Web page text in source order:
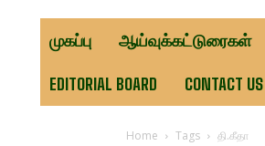
முகப்பு ஆய்வுக்கட்டுரைகள்
EDITORIAL BOARD CONTACT US
Home Tags தி.கீதா